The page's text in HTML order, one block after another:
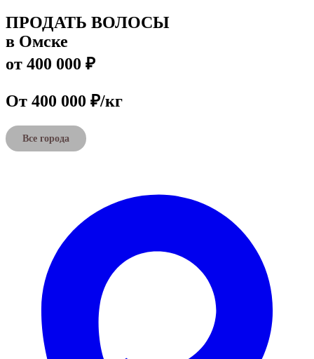
ПРОДАТЬ ВОЛОСЫ
в Омске
от 400 000 ₽
От 400 000 ₽/кг
Все города